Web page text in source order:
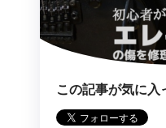
この記事が気に入